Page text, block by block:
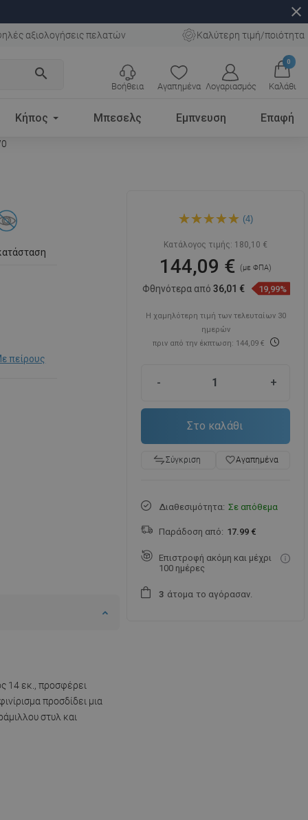
close
αξιολογήσεις πελατών Καλύτερη τιμή/ποιότητα
search
Αγαπημένα Λογαριασμός
0
Καλάθι
Βοήθεια
Κήπος Μπεσελς Εμπνευση Επαφή
πείρους
14 εκ., προσφέρει
προσδίδει μια
στυλ και
πετσέτα, μαύρο - 7011520-
(4)
Κατάλογος τιμής: 180,10 €
144,09 €(με ΦΠΑ)
Φθηνότερα από 36,01 € 19,99%
Η χαμηλότερη τιμή των τελευταίων 30
ημερών
πριν από την έκπτωση: 144,09 €
- +
Στο καλάθι
Σύγκριση favorite_borderΑγαπημένα
Διαθεσιμότητα: Σε απόθεμα
Παράδοση από: 17.99 €
Επιστροφή ακόμη και μέχρι
100 ημέρες
3 άτομα το αγόρασαν.